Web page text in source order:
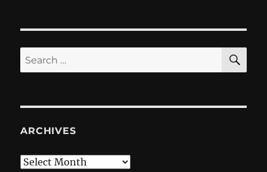
гог
Search
for:
ARCHIVES
Archives